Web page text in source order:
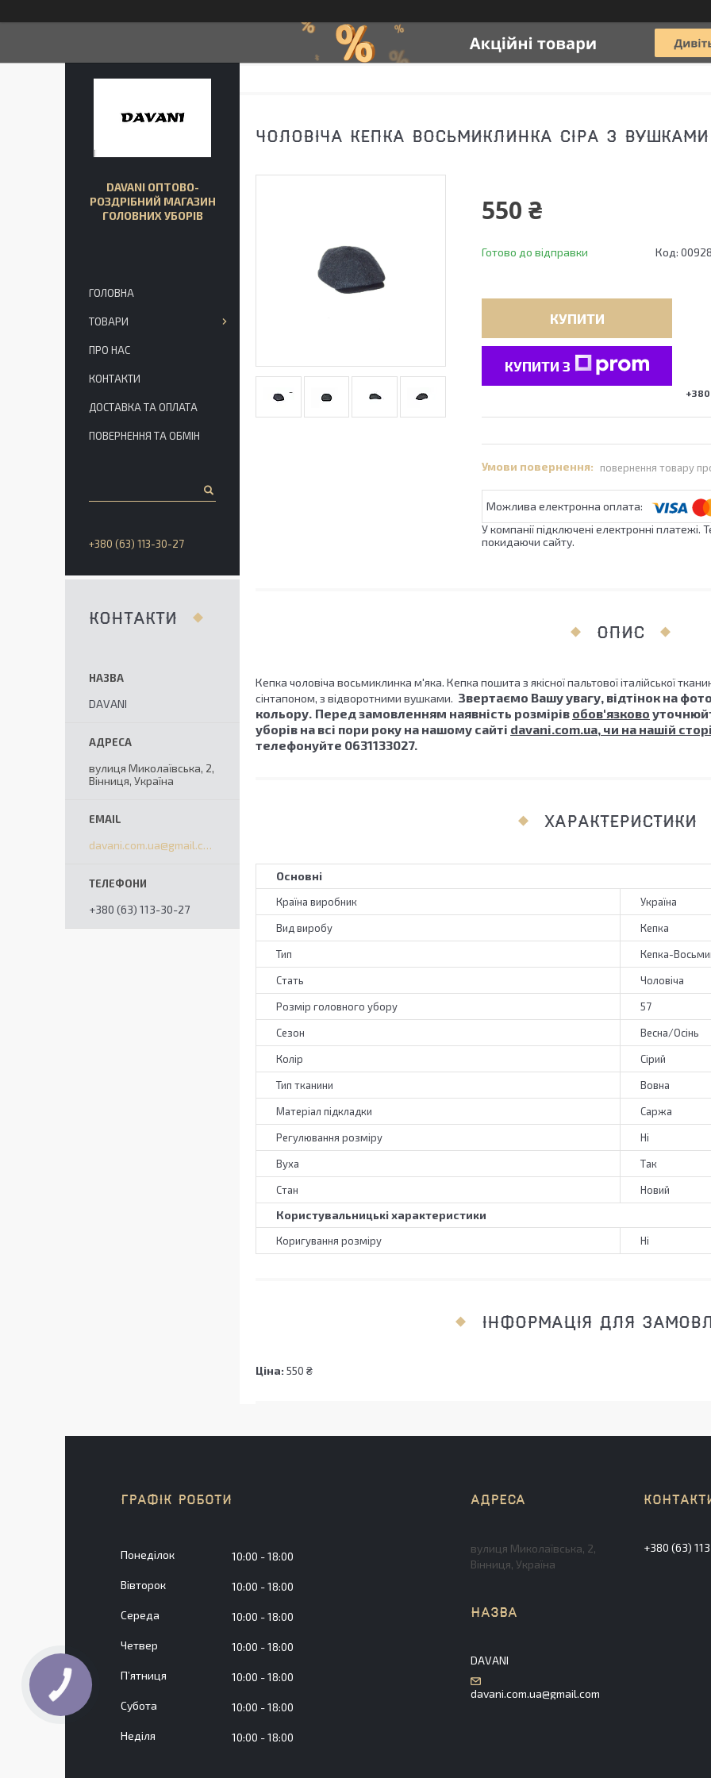
ЧОЛОВІЧА КЕПКА ВОСЬМИКЛИНКА СІРА З ВУШКАМИ
550 ₴
Готово до відправки Код: 00928
КУПИТИ
КУПИТИ З
повернення товару
У компанії підключені електронні
покидаючи сайту.
ОПИС
Кепка чоловіча восьмиклинка м'яка. Кепка пошита з якісної пальтової італійської
сінтапоном, з відворотними вушками. Звертаємо Вашу увагу, відтінок на
кольору. Перед замовленням наявність розмірів обов'язково
уборів на всі пори року на нашому сайті davani.com.ua, чи на нашій
телефонуйте 0631133027.
ХАРАКТЕРИСТИКИ
Основні
Країна виробник Україна
Вид виробу Кепка
Тип Кепка-
Стать Чоловіча
Розмір головного убору 57
Сезон Весна/Осінь
Колір Сірий
Тип тканини Вовна
Матеріал підкладки Саржа
Регулювання розміру Ні
Вуха Так
Стан Новий
Користувальницькі характеристики
Коригування розміру Ні
ІНФОРМАЦІЯ ДЛЯ
Ціна: 550 ₴
DAVANI ОПТОВО-
РОЗДРІБНИЙ МАГАЗИН
ГОЛОВНИХ УБОРІВ
ГОЛОВНА
ТОВАРИ
ПРО НАС
КОНТАКТИ
ДОСТАВКА ТА ОПЛАТА
ПОВЕРНЕННЯ ТА ОБМІН
+380 (63) 113-30-27
КОНТАКТИ
DAVANI
вулиця Миколаївська, 2,
Вінниця, Україна
davani.com.ua@gmail.com
+380 (63) 113-30-27
ГРАФІК РОБОТИ
Понеділок 10:00 18:00
Вівторок 10:00 18:00
Середа 10:00 18:00
Четвер 10:00 18:00
Пʼятниця 10:00 18:00
Субота 10:00 18:00
Неділя 10:00 18:00
вулиця Миколаївська, 2,
Вінниця, Україна
DAVANI
davani.com.ua@gmail.com
+380 (63)
КНОПКА
ЗВ'ЯЗКУ